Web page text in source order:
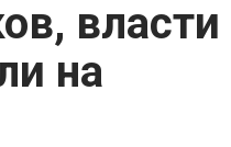
власти
на